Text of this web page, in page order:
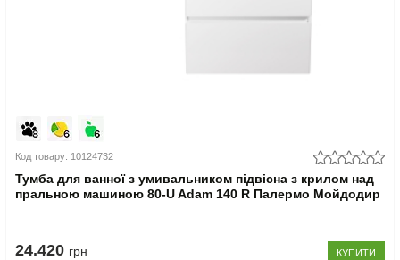
Код товару: 10124732
Тумба для ванної з умивальником підвісна з крилом над
пральною машиною 80-U Adam 140 R Палермо Мойдодир
24.420 грн КУПИТИ